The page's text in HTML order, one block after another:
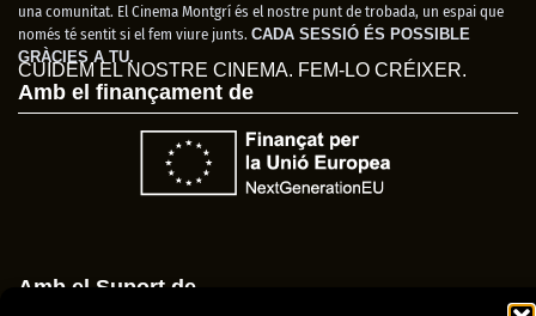
una comunitat. El Cinema Montgrí és el nostre punt de trobada, un espai que
només té sentit si el fem viure junts. CADA SESSIÓ ÉS POSSIBLE
GRÀCIES A TU.
CUIDEM EL NOSTRE CINEMA. FEM-LO CRÉIXER.
Amb el finançament de
Amb el Suport de